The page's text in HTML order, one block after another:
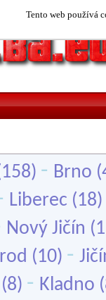
Tento web používá
- Brno
Liberec (18)
Nový Jičín
(10) -
(8) - Kladno